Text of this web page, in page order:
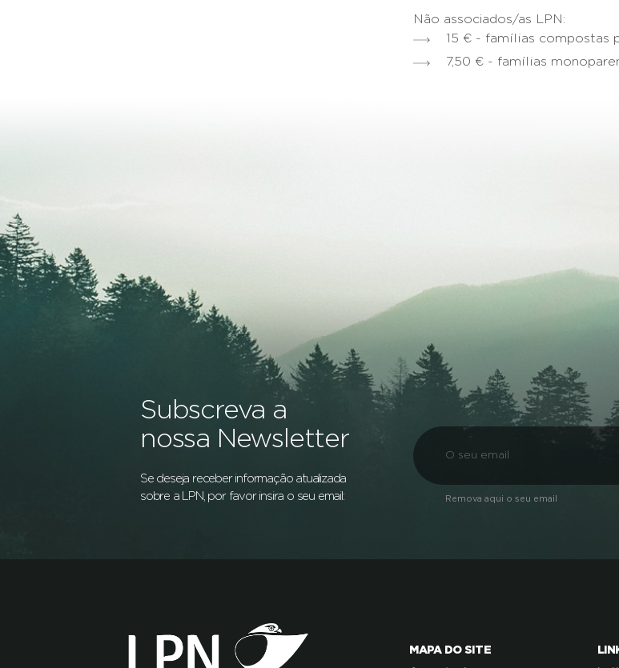
Não associados/as LPN:
15 € - famílias compostas
7,50 € - famílias
Subscreva a
nossa Newsletter
Se deseja receber informação atualizada
sobre a LPN, por favor insira o seu email:
Remova aqui o seu email
MAPA DO SITE